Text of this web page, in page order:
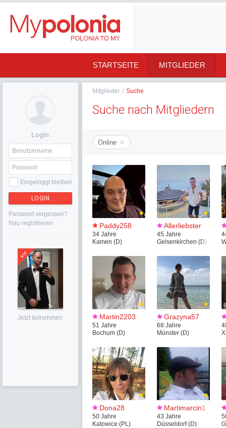
STARTSEITE MITGLIEDER
Login
Eingeloggt bleiben
LOGIN
Passwort vergessen?
Neu registrieren
Jetzt teilnehmen
Mitglieder / Suche
Suche nach Mitgliedern
Online
Paddy258
34 Jahre
Kamen (D)
Allerliebster
45 Jahre
Gelsenkirchen (D)
Martin2203
51 Jahre
Bochum (D)
Grazyna57
68 Jahre
Münster (D)
Dona28
50 Jahre
Katowice (PL)
Martimarcin1
43 Jahre
Düsseldorf (D)